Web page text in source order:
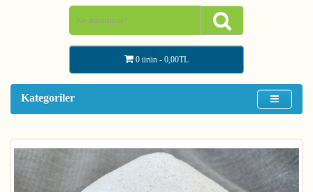
0 ürün - 0,00TL
Kategoriler